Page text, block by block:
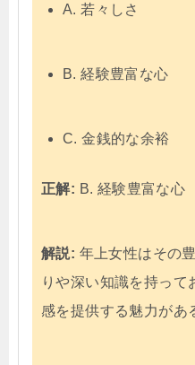
A. 若々しさ
B. 経験豊富な心
C. 金銭的な余裕
正解: B. 経験豊富な心
解説: 年上女性はその
りや深い知識を持って
感を提供する魅力があ